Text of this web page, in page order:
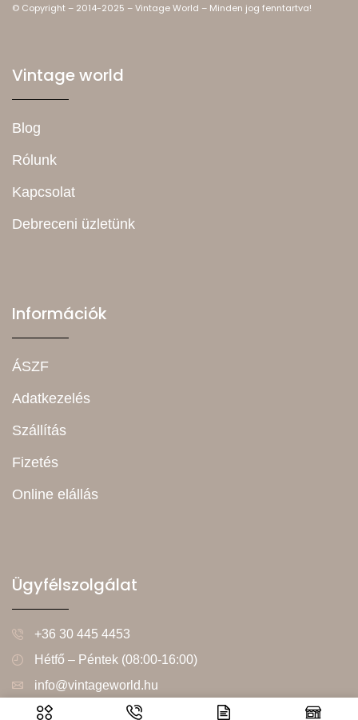
© Copyright – 2014-2025 – Vintage World – Minden jog fenntartva!
Vintage world
Blog
Rólunk
Kapcsolat
Debreceni üzletünk
Információk
ÁSZF
Adatkezelés
Szállítás
Fizetés
Online elállás
Ügyfélszolgálat
+36 30 445 4453
Hétfő – Péntek (08:00-16:00)
info@vintageworld.hu